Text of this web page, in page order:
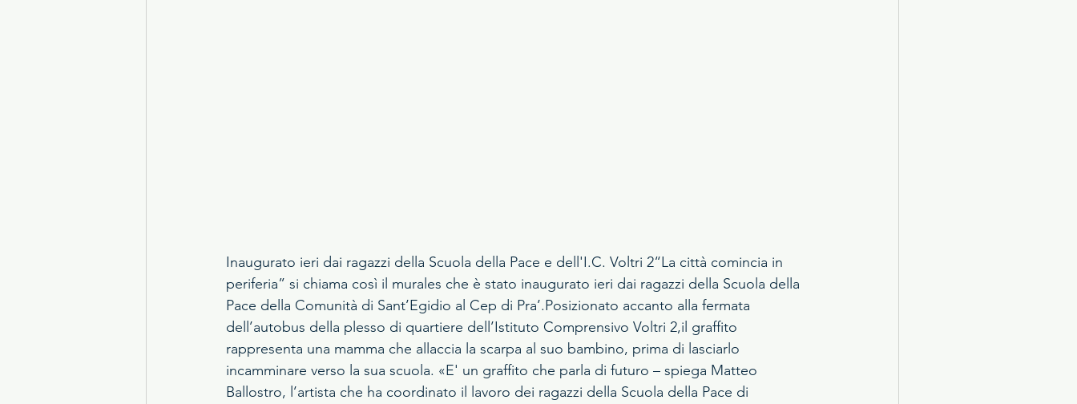
Inaugurato ieri dai ragazzi della Scuola della Pace e dell'I.C. Voltri 2“La città comincia in
periferia” si chiama così il murales che è stato inaugurato ieri dai ragazzi della Scuola della
Pace della Comunità di Sant’Egidio al Cep di Pra’.Posizionato accanto alla fermata
dell’autobus della plesso di quartiere dell’Istituto Comprensivo Voltri 2,il graffito
rappresenta una mamma che allaccia la scarpa al suo bambino, prima di lasciarlo
incamminare verso la sua scuola. «E' un graffito che parla di futuro – spiega Matteo
Ballostro, l’artista che ha coordinato il lavoro dei ragazzi della Scuola della Pace di